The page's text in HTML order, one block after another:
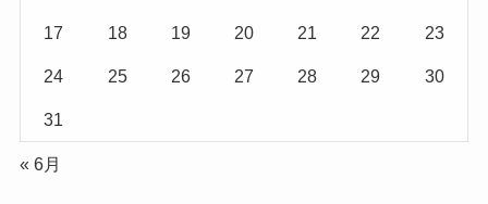
17 18 19 20 21 22 23
24 25 26 27 28 29 30
31
« 6月